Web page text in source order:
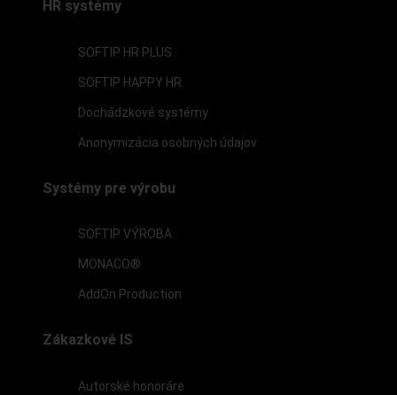
HR systémy
SOFTIP HR PLUS
SOFTIP HAPPY HR
Dochádzkové systémy
Anonymizácia osobných údajov
Systémy pre výrobu
SOFTIP VÝROBA
MONACO®
AddOn Production
Zákazkové IS
Autorské honoráre